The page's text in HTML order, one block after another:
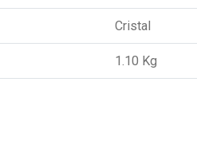
Cristal
1.10 Kg